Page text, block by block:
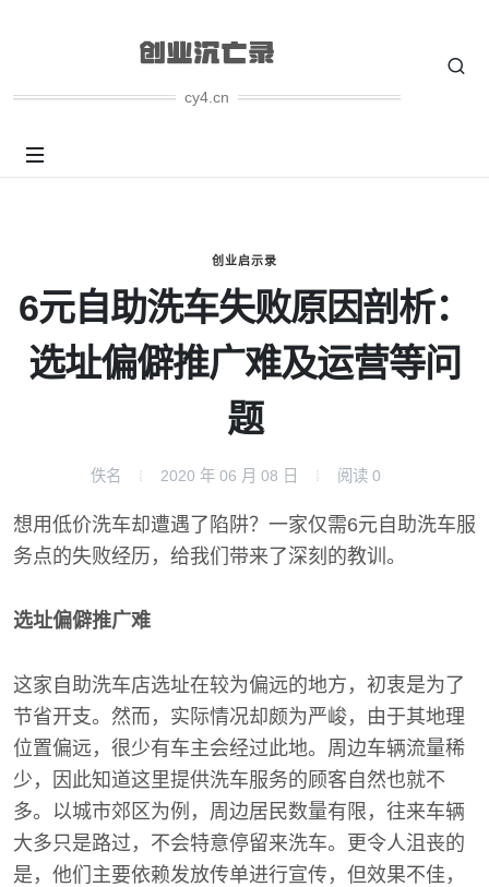
cy4.cn
创业启示录
6元自助洗车失败原因剖析：
选址偏僻推广难及运营等问
题
佚名 2020 年 06 月 08 日 阅读 0
想用低价洗车却遭遇了陷阱？一家仅需6元自助洗车服
务点的失败经历，给我们带来了深刻的教训。
选址偏僻推广难
这家自助洗车店选址在较为偏远的地方，初衷是为了
节省开支。然而，实际情况却颇为严峻，由于其地理
位置偏远，很少有车主会经过此地。周边车辆流量稀
少，因此知道这里提供洗车服务的顾客自然也就不
多。以城市郊区为例，周边居民数量有限，往来车辆
大多只是路过，不会特意停留来洗车。更令人沮丧的
是，他们主要依赖发放传单进行宣传，但效果不佳，